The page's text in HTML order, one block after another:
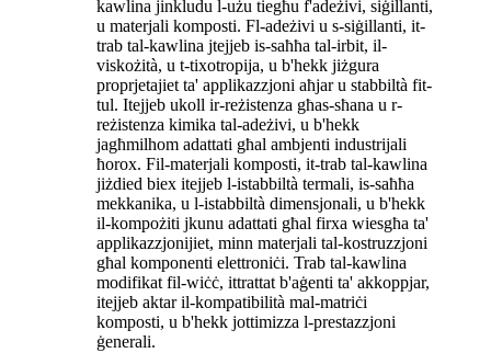
kawlina jinkludu l-użu tiegħu f'adeżivi, siġillanti,
u materjali komposti. Fl-adeżivi u s-siġillanti, it-
trab tal-kawlina jtejjeb is-saħħa tal-irbit, il-
viskożità, u t-tixotropija, u b'hekk jiżgura
proprjetajiet ta' applikazzjoni aħjar u stabbiltà fit-
tul. Itejjeb ukoll ir-reżistenza għas-sħana u r-
reżistenza kimika tal-adeżivi, u b'hekk
jagħmilhom adattati għal ambjenti industrijali
ħorox. Fil-materjali komposti, it-trab tal-kawlina
jiżdied biex itejjeb l-istabbiltà termali, is-saħħa
mekkanika, u l-istabbiltà dimensjonali, u b'hekk
il-kompożiti jkunu adattati għal firxa wiesgħa ta'
applikazzjonijiet, minn materjali tal-kostruzzjoni
għal komponenti elettroniċi. Trab tal-kawlina
modifikat fil-wiċċ, ittrattat b'aġenti ta' akkoppjar,
itejjeb aktar il-kompatibilità mal-matriċi
komposti, u b'hekk jottimizza l-prestazzjoni
ġenerali.